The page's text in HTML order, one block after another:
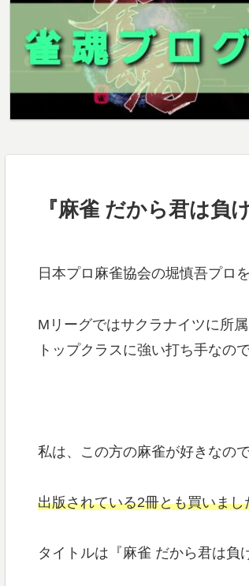
『麻雀 だから君は負
日本プロ麻雀協会の堀慎吾プロ
Mリーグではサクラナイツに所属
トップクラスに強い打ち手なの
私は、この方の麻雀が好きなの
出版されている2冊とも買いま
タイトルは『麻雀 だから君は負